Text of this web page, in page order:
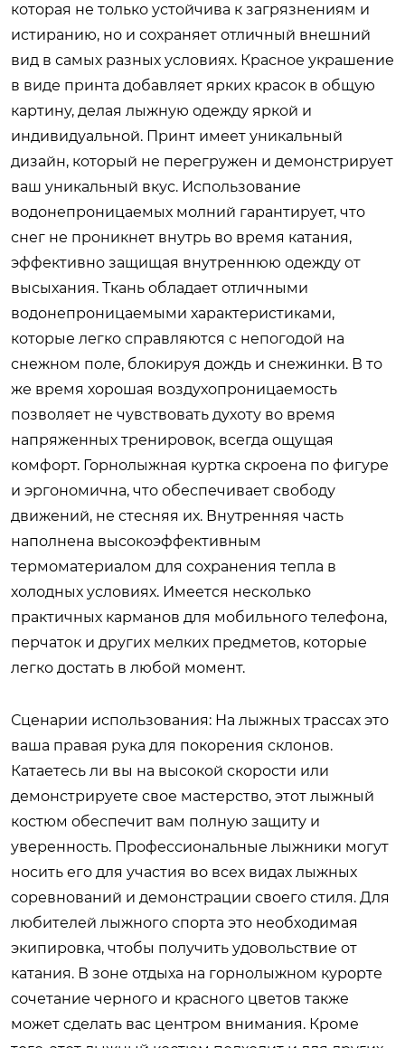
которая не только устойчива к загрязнениям и
истиранию, но и сохраняет отличный внешний
вид в самых разных условиях. Красное украшение
в виде принта добавляет ярких красок в общую
картину, делая лыжную одежду яркой и
индивидуальной. Принт имеет уникальный
дизайн, который не перегружен и демонстрирует
ваш уникальный вкус. Использование
водонепроницаемых молний гарантирует, что
снег не проникнет внутрь во время катания,
эффективно защищая внутреннюю одежду от
высыхания. Ткань обладает отличными
водонепроницаемыми характеристиками,
которые легко справляются с непогодой на
снежном поле, блокируя дождь и снежинки. В то
же время хорошая воздухопроницаемость
позволяет не чувствовать духоту во время
напряженных тренировок, всегда ощущая
комфорт. Горнолыжная куртка скроена по фигуре
и эргономична, что обеспечивает свободу
движений, не стесняя их. Внутренняя часть
наполнена высокоэффективным
термоматериалом для сохранения тепла в
холодных условиях. Имеется несколько
практичных карманов для мобильного телефона,
перчаток и других мелких предметов, которые
легко достать в любой момент.
Сценарии использования: На лыжных трассах это
ваша правая рука для покорения склонов.
Катаетесь ли вы на высокой скорости или
демонстрируете свое мастерство, этот лыжный
костюм обеспечит вам полную защиту и
уверенность. Профессиональные лыжники могут
носить его для участия во всех видах лыжных
соревнований и демонстрации своего стиля. Для
любителей лыжного спорта это необходимая
экипировка, чтобы получить удовольствие от
катания. В зоне отдыха на горнолыжном курорте
сочетание черного и красного цветов также
может сделать вас центром внимания. Кроме